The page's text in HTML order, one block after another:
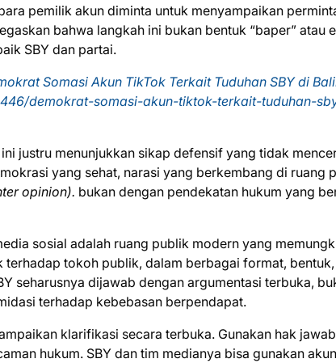
pemilik akun diminta untuk menyampaikan
bahwa langkah ini bukan bentuk “baper” atau
SBY dan partai.
Somasi Akun TikTok Terkait Tuduhan SBY di
demokrat-somasi-akun-tiktok-terkait-tuduhan-
justru menunjukkan sikap defensif yang tidak
yang sehat, narasi yang berkembang di ruang
opinion). bukan dengan pendekatan hukum yang
sosial adalah ruang publik modern yang
tokoh publik, dalam berbagai format,
seharusnya dijawab dengan argumentasi terbuka,
terhadap kebebasan berpendapat.
klarifikasi secara terbuka. Gunakan hak
hukum. SBY dan tim medianya bisa gunakan